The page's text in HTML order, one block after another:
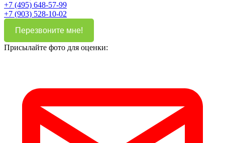
+7 (495) 648-57-99
+7 (903) 528-10-02
Перезвоните мне!
Присылайте фото для оценки: